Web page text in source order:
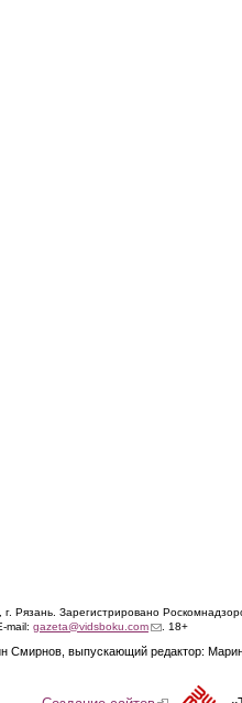
Рязань. Зарегистрировано
mail: gazeta@vidsboku.com(link sends e-mail)
. 18+
Смирнов, выпускающий редактор: